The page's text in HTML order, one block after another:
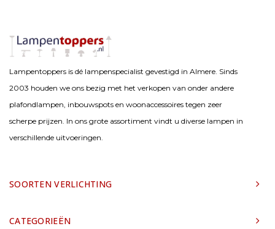
Lampentoppers is dé lampenspecialist gevestigd in Almere. Sinds
2003 houden we ons bezig met het verkopen van onder andere
plafondlampen, inbouwspots en woonaccessoires tegen zeer
scherpe prijzen. In ons grote assortiment vindt u diverse lampen in
verschillende uitvoeringen.
SOORTEN VERLICHTING
CATEGORIEËN